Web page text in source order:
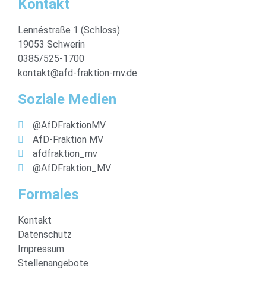
Kontakt
Lennéstraße 1 (Schloss)
19053 Schwerin
0385/525-1700
kontakt@afd-fraktion-mv.de
Soziale Medien
@AfDFraktionMV
AfD-Fraktion MV
afdfraktion_mv
@AfDFraktion_MV
Formales
Kontakt
Datenschutz
Impressum
Stellenangebote